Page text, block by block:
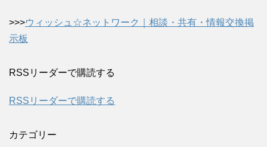
>>>ウィッシュ☆ネットワーク｜相談・共有・情報交換掲
示板
RSSリーダーで購読する
RSSリーダーで購読する
カテゴリー